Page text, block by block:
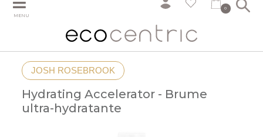
MENU
0
JOSH ROSEBROOK
Hydrating Accelerator - Brume
ultra-hydratante